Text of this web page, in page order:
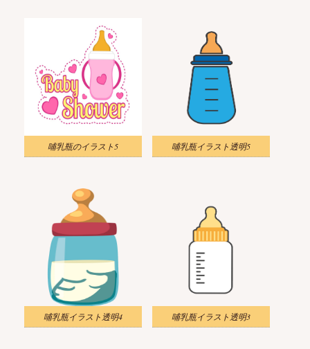
哺乳瓶のイラスト5 哺乳瓶イラスト透明5
哺乳瓶イラスト透明4 哺乳瓶イラスト透明3